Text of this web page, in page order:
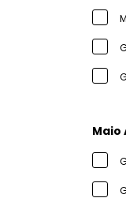
Maio